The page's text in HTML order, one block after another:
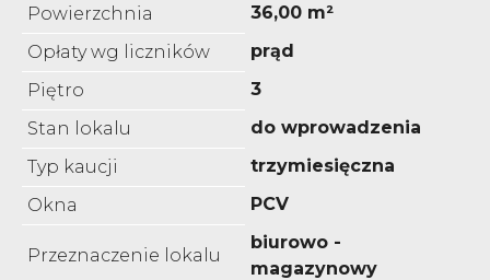
Powierzchnia
36,00 m²
Opłaty wg liczników
prąd
Piętro
3
Stan lokalu
do wprowadzenia
Typ kaucji
trzymiesięczna
Okna
PCV
Przeznaczenie lokalu
biurowo -
magazynowy